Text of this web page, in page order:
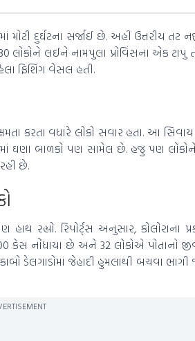
મોટી દુર્ઘટના સર્જાઈ છે. અહીં ઉત્તરીય તટ
લોકોને લઈને નામપુલા પ્રોવિંસના એક
ફિશિંગ વેસલ હતી.
કરતા વધારે લોકો સવાર હતા. આ સિવાય
ઘણા બાળકો પણ સામેલ છે. હજુ પણ
છે.
રહ્યો. રિપોર્ટ્સ અનુસાર, કોલોરાના
કેસ નોંધાયા છે અને 32 લોકોએ પોતાનો
ડેલગાડોમાં જેહાદી હુમલાથી બચવા ભાગી